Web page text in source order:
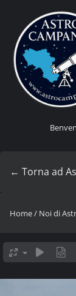
← Torna ad
Home/ Noi di